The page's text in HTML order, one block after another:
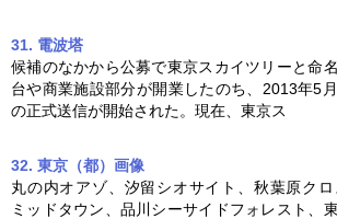
31. 電波塔
候補のなかから公募で東京スカイツリーと命
台や商業施設部分が開業したのち、2013年5
の正式送信が開始された。現在、東京ス
32. 東京（都） 画像
丸の内オアゾ、汐留シオサイト、秋葉原ク
ミッドタウン、品川シーサイドフォレスト、